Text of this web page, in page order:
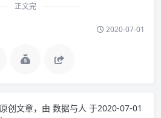
正文完
2020-07-01
创文章，由 数据与人 于2020-07-01